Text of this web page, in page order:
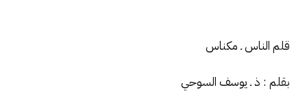
قلم الناس ـ مكناس
بقلم : ذ ـ يوسف السوحي